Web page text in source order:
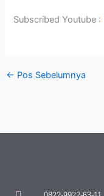
Subscribed Youtube :
← Pos Sebelumnya